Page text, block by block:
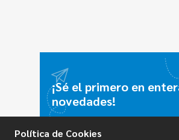
¡Sé el primero en
novedades!
Regístrese para recibir las
Política de Cookies